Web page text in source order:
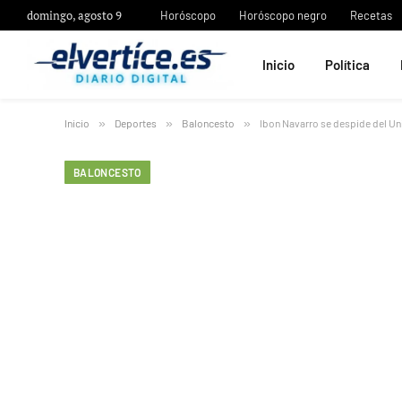
domingo, agosto 9 Horóscopo Horóscopo negro Recetas
Inicio Política
Inicio » Deportes » Baloncesto » Ibon Navarro se despide del
BALONCESTO